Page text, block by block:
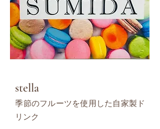
stella
季節のフルーツを使用した自家製ド
リンク